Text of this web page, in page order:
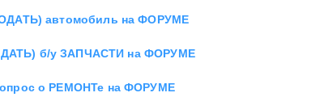
автомобиль на ФОРУМЕ
б/у ЗАПЧАСТИ на ФОРУМЕ
о РЕМОНТе на ФОРУМЕ